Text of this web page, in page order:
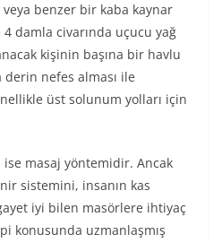
veya benzer bir kaba kaynar
damla civarında uçucu yağ
kişinin başına bir havlu
derin nefes alması ile
üst solunum yolları için
masaj yöntemidir. Ancak
sistemini, insanın kas
gayet iyi bilen masörlere ihtiyaç
konusunda uzmanlaşmış